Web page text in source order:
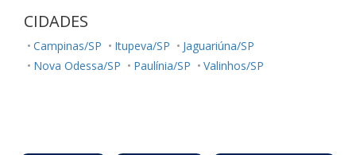
CIDADES
Campinas/SP Itupeva/SP
Jaguariúna/SP
Nova Odessa/SP
Paulínia/SP Valinhos/SP